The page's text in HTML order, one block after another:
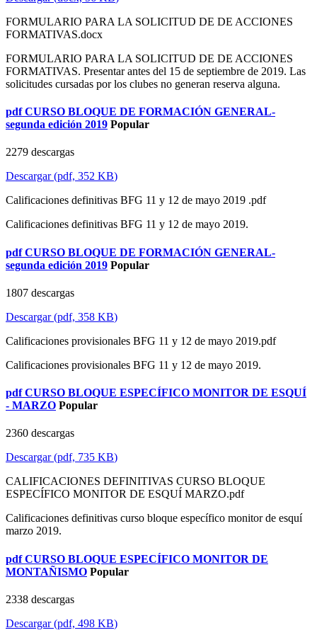
FORMULARIO PARA LA SOLICITUD DE DE ACCIONES
FORMATIVAS.docx
FORMULARIO PARA LA SOLICITUD DE DE ACCIONES
FORMATIVAS. Presentar antes del 15 de septiembre de 2019. Las
solicitudes cursadas por los clubes no generan reserva alguna.
pdf CURSO BLOQUE DE FORMACIÓN GENERAL-
segunda edición 2019 Popular
2279 descargas
Descargar(pdf, 352 KB)
Calificaciones definitivas BFG 11 y 12 de mayo 2019 .pdf
Calificaciones definitivas BFG 11 y 12 de mayo 2019.
pdf CURSO BLOQUE DE FORMACIÓN GENERAL-
segunda edición 2019 Popular
1807 descargas
Descargar(pdf, 358 KB)
Calificaciones provisionales BFG 11 y 12 de mayo 2019.pdf
Calificaciones provisionales BFG 11 y 12 de mayo 2019.
pdf CURSO BLOQUE ESPECÍFICO MONITOR DE ESQUÍ
- MARZO Popular
2360 descargas
Descargar(pdf, 735 KB)
CALIFICACIONES DEFINITIVAS CURSO BLOQUE
ESPECÍFICO MONITOR DE ESQUÍ MARZO.pdf
Calificaciones definitivas curso bloque específico monitor de esquí
marzo 2019.
pdf CURSO BLOQUE ESPECÍFICO MONITOR DE
MONTAÑISMO Popular
2338 descargas
Descargar(pdf, 498 KB)